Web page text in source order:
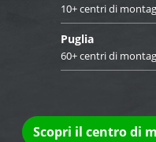
10+ centri di
Puglia
60+ centri di
Scopri il centro di